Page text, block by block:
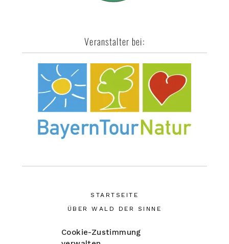
Cookie-Zustimmung
Veranstalter bei:
STARTSEITE
ÜBER WALD DER SINNE
KURSE & WORKSHOPS